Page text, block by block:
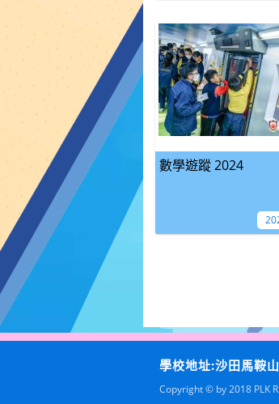
數學遊蹤 2024
學校地址:沙田馬鞍
Copyright © by 2018 PLK